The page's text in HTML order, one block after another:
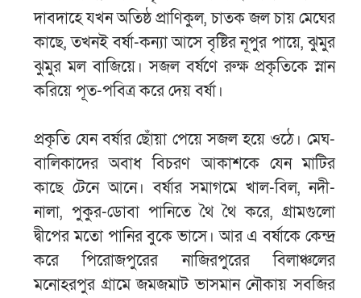
দাবদাহে যখন অতিষ্ঠ প্রাণিকুল, চাতক জল চায় মেঘের
কাছে, তখনই বর্ষা-কন্যা আসে বৃষ্টির নূপুর পায়ে, ঝুমুর
ঝুমুর মল বাজিয়ে। সজল বর্ষণে রুক্ষ প্রকৃতিকে স্নান
করিয়ে পূত-পবিত্র করে দেয় বর্ষা।
প্রকৃতি যেন বর্ষার ছোঁয়া পেয়ে সজল হয়ে ওঠে। মেঘ-
বালিকাদের অবাধ বিচরণ আকাশকে যেন মাটির
কাছে টেনে আনে। বর্ষার সমাগমে খাল-বিল, নদী-
নালা, পুকুর-ডোবা পানিতে থৈ থৈ করে, গ্রামগুলো
দ্বীপের মতো পানির বুকে ভাসে। আর এ বর্ষাকে কেন্দ্র
করে পিরোজপুরের নাজিরপুরের বিলাঞ্চলের
মনোহরপুর গ্রামে জমজমাট ভাসমান নৌকায় সবজির